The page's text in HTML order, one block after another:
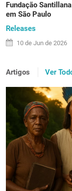
Fundação
em São Paulo
Releases
10 de Jun de 2026
Artigos Ver